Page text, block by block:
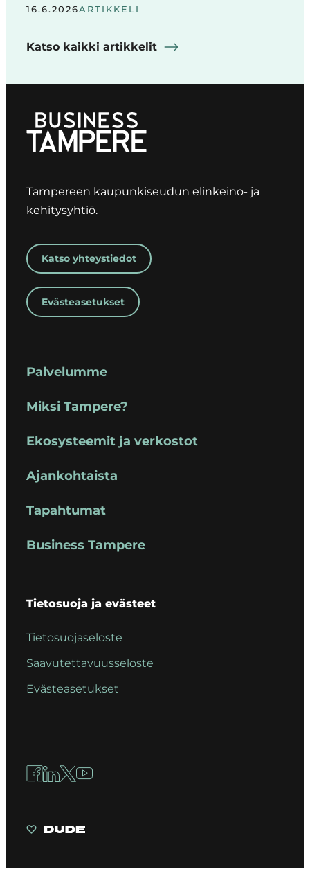
16.6.2026ARTIKKELI
Katso kaikki artikkelit
Tampereen kaupunkiseudun elinkeino- ja
kehitysyhtiö.
Katso yhteystiedot
Evästeasetukset
Palvelumme
Miksi Tampere?
Ekosysteemit ja verkostot
Ajankohtaista
Tapahtumat
Business Tampere
Tietosuoja ja evästeet
Tietosuojaseloste
Saavutettavuusseloste
Evästeasetukset
Facebook
LinkedIn
X YouTube